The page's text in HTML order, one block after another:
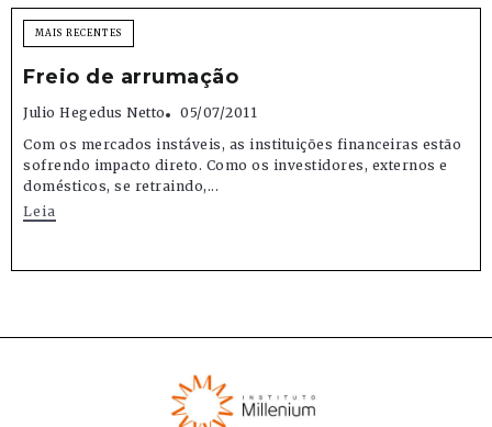
MAIS RECENTES
Freio de arrumação
Julio Hegedus Netto
05/07/2011
Com os mercados instáveis, as instituições financeiras estão
sofrendo impacto direto. Como os investidores, externos e
domésticos, se retraindo,...
Leia